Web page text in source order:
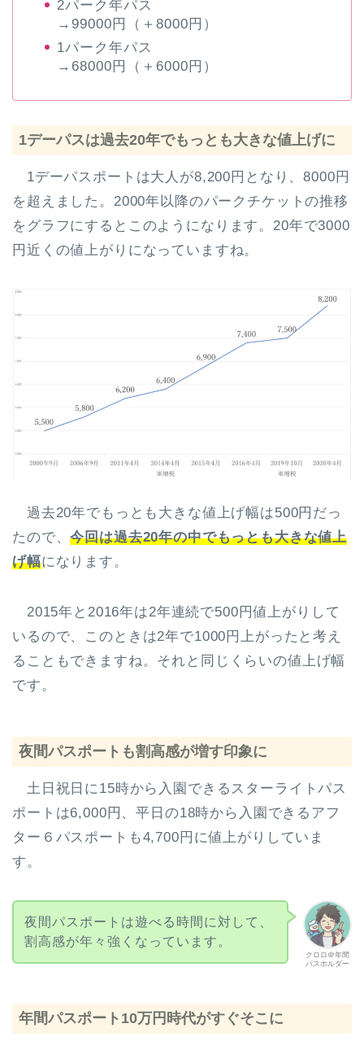
2パーク年パス
→99000円（＋8000円）
1パーク年パス
→68000円（＋6000円）
1デーパスは過去20年でもっとも大きな値上げに
1デーパスポートは大人が8,200円となり、8000円
を超えました。2000年以降のパークチケットの推移
をグラフにするとこのようになります。20年で3000
円近くの値上がりになっていますね。
過去20年でもっとも大きな値上げ幅は500円だっ
たので、今回は過去20年の中でもっとも大きな値上
げ幅になります。
2015年と2016年は2年連続で500円値上がりして
いるので、このときは2年で1000円上がったと考え
ることもできますね。それと同じくらいの値上げ幅
です。
夜間パスポートも割高感が増す印象に
土日祝日に15時から入園できるスターライトパス
ポートは6,000円、平日の18時から入園できるアフ
ター６パスポートも4,700円に値上がりしていま
す。
クロロ＠年間
パスホルダー
夜間パスポートは遊べる時間に対して、
割高感が年々強くなっています。
年間パスポート10万円時代がすぐそこに